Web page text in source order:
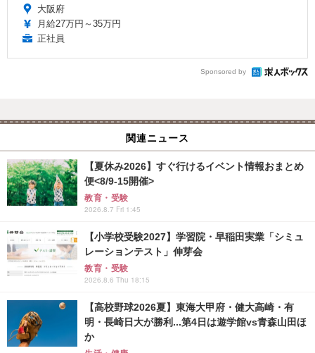
大阪府
月給27万円～35万円
正社員
Sponsored by
関連ニュース
【夏休み2026】すぐ行けるイベント情報おまとめ
便<8/9-15開催>
教育・受験
2026.8.7 Fri 1:45
【小学校受験2027】学習院・早稲田実業「シミュ
レーションテスト」伸芽会
教育・受験
2026.8.6 Thu 18:15
【高校野球2026夏】東海大甲府・健大高崎・有
明・長崎日大が勝利...第4日は遊学館vs青森山田ほ
か